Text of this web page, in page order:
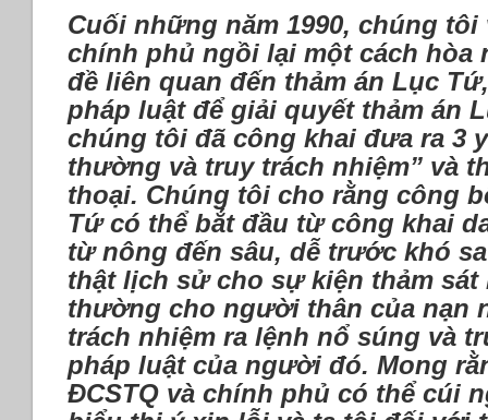
Cuối những năm 1990, chúng
chính phủ ngồi lại một cách hòa
đề liên quan đến thảm án Lục
pháp luật để giải quyết thảm án
chúng tôi đã công khai đưa ra 3
thường và truy trách nhiệm” và
thoại. Chúng tôi cho rằng công
Tứ có thể bắt đầu từ công khai
từ nông đến sâu, dễ trước khó
thật lịch sử cho sự kiện thảm
thường cho người thân của nạn
trách nhiệm ra lệnh nổ súng và
pháp luật của người đó. Mong
ĐCSTQ và chính phủ có thể cúi